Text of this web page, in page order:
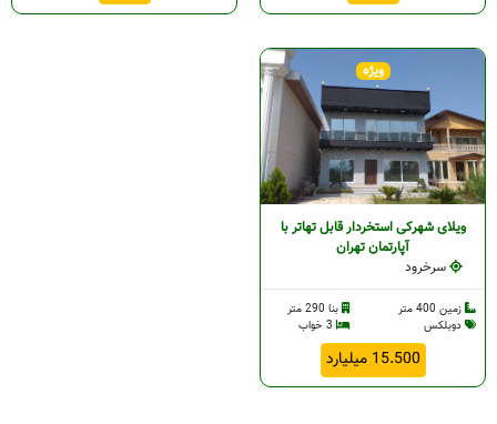
ویژه
ویلای شهرکی استخردار قابل تهاتر با
آپارتمان تهران
سرخرود
زمین 400 متر
بنا 290 متر
دوبلکس
15.500 میلیارد